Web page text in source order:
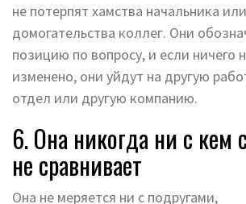
не потерпят хамства начальника или
домогательства коллег. Они
позицию по вопросу, и если ничего
изменено, они уйдут на другую
отдел или другую компанию.
6. Она никогда ни с кем
не сравнивает
Она не меряется ни с подругами,